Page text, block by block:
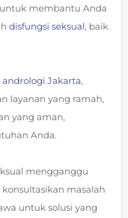
membantu Anda
disfungsi seksual, baik
andrologi Jakarta,
layanan yang ramah,
yang aman,
Anda.
mengganggu
masalah
untuk solusi yang